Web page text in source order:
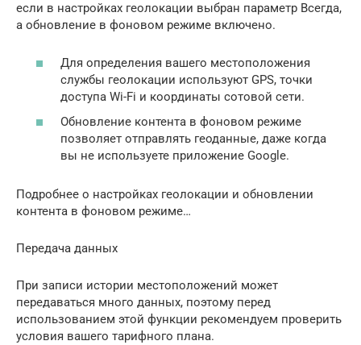
если в настройках геолокации выбран параметр Всегда,
а обновление в фоновом режиме включено.
Для определения вашего местоположения
службы геолокации используют GPS, точки
доступа Wi-Fi и координаты сотовой сети.
Обновление контента в фоновом режиме
позволяет отправлять геоданные, даже когда
вы не используете приложение Google.
Подробнее о настройках геолокации и обновлении
контента в фоновом режиме…
Передача данных
При записи истории местоположений может
передаваться много данных, поэтому перед
использованием этой функции рекомендуем проверить
условия вашего тарифного плана.